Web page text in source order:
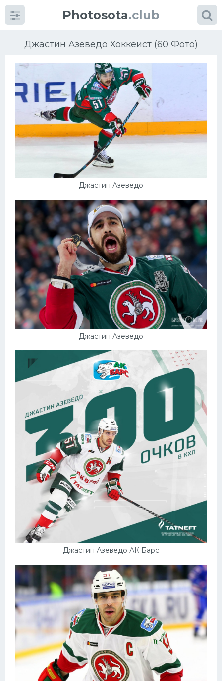
Photosota.club
Джастин Азеведо Хоккеист (60 Фото)
Джастин Азеведо
Джастин Азеведо
Джастин Азеведо АК Барс
КатегорииФото
Хоккей
Велогонки
Конькобежный спорт
Тренажеры
Интерьер квартиры